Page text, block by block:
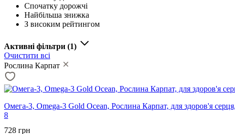
Спочатку дорожчі
Найбільша знижка
З високим рейтингом
Активні фільтри (1)
Очистити всі
Рослина Карпат
Омега-3, Omega-3 Gold Ocean, Рослина Карпат, для здоров'я
8
728 грн